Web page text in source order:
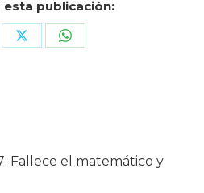
publicación:
Share Share
Fallece el matemático y